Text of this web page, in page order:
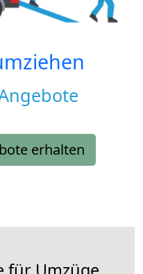
erhalten